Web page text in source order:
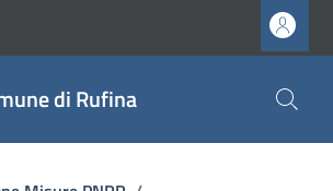
di Rufina